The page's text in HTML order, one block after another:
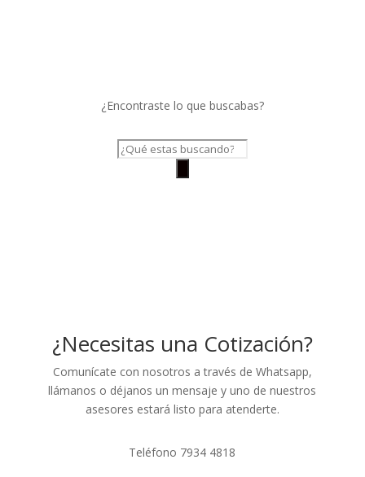
¿Encontraste lo que buscabas?
Búsqueda
¿Necesitas una Cotización?
Comunícate con nosotros a través de Whatsapp,
llámanos o déjanos un mensaje y uno de nuestros
asesores estará listo para atenderte.
Teléfono 7934 4818